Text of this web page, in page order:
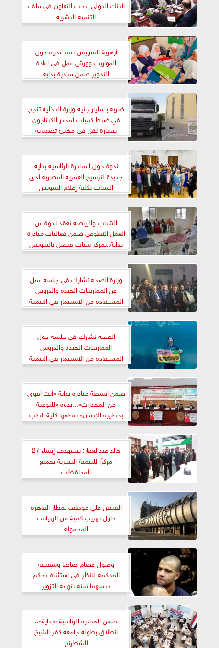
البنك الدولي لبحث التعاون في ملف
التنمية البشرية
أزهرية السويس تنفذ ندوة حول
المواريث وورش عمل في اعادة
التدوير ضمن مبادرة بداية
ضربة بـ مليار جنيه وزارة الدخلية تنجح
في ضبط كميات لمخدر الكبتاجون
بسيارة نقل في مخابئ تصديرية
ندوة حول المبادرة الرئاسية بداية
جديدة لترسيخ العمرية المصرية لدى
الشباب بكلية إعلام السويس
الشباب والرياصة تعقد ندوة عن
العمل التطوعي ضمن فعاليات مبادرة
بداية..بمركز شباب فيصل بالسويس
وزارة الصحة تشارك في جلسة عمل
عن الممارسات الجيدة والدروس
المستفادة من الاستثمار في التنمية
البشرية
الصحة تشارك في جلسة حول
الممارسات الجيدة والدروس
المستفادة من الاستثمار في التنمية
البشرية
ضمن أنشطة مبادرة بداية «أنت أقوى
من المخدرات»...ندوة «للتوعية
بخطورة الإدمان» تنظمها كلية الطب
بجامعة سوهاج
خالد عبدالغفار: نستهدف إنشاء 27
مركزًا للتنمية البشرية بجميع
المحافظات
القبض علي موظف بمطار القاهرة
حاول تهريب كمية من الهواتف
المحمولة
وصول عصام صاصا وشقيقه
المحكمة للنظر في استئناف حكم
حبسهما سنة بتهمة التزوير
ضمن المبادرة الرئاسية «بداية»..
انطلاق بطولة جامعة كفر الشيخ
للشطرنج